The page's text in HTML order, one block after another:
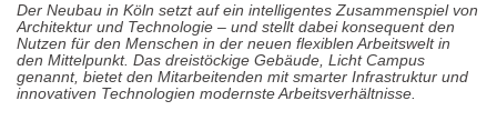
Der Neubau in Köln setzt auf ein intelligentes Zusammenspiel von
Architektur und Technologie – und stellt dabei konsequent den
Nutzen für den Menschen in der neuen flexiblen Arbeitswelt in
den Mittelpunkt. Das dreistöckige Gebäude, Licht Campus
genannt, bietet den Mitarbeitenden mit smarter Infrastruktur und
innovativen Technologien modernste Arbeitsverhältnisse.